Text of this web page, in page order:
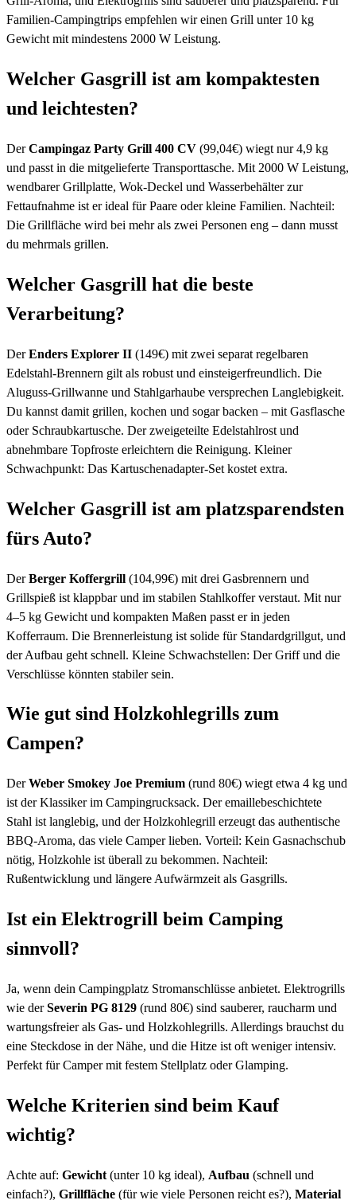
Familien-Campingtrips empfehlen wir einen Grill unter 10 kg
Gewicht mit mindestens 2000 W Leistung.
Welcher Gasgrill ist am kompaktesten
und leichtesten?
DerCampingaz Party Grill 400 CV (99,04€) wiegt nur 4,9 kg
und passt in die mitgelieferte Transporttasche. Mit 2000 W Leistung,
wendbarer Grillplatte, Wok-Deckel und Wasserbehälter zur
Fettaufnahme ist er ideal für Paare oder kleine Familien. Nachteil:
Die Grillfläche wird bei mehr als zwei Personen eng – dann musst
du mehrmals grillen.
Welcher Gasgrill hat die beste
Verarbeitung?
DerEnders Explorer II (149€) mit zwei separat regelbaren
Edelstahl-Brennern gilt als robust und einsteigerfreundlich. Die
Aluguss-Grillwanne und Stahlgarhaube versprechen Langlebigkeit.
Du kannst damit grillen, kochen und sogar backen – mit Gasflasche
oder Schraubkartusche. Der zweigeteilte Edelstahlrost und
abnehmbare Topfroste erleichtern die Reinigung. Kleiner
Schwachpunkt: Das Kartuschenadapter-Set kostet extra.
Welcher Gasgrill ist am platzsparendsten
fürs Auto?
DerBerger Koffergrill (104,99€) mit drei Gasbrennern und
Grillspieß ist klappbar und im stabilen Stahlkoffer verstaut. Mit nur
4–5 kg Gewicht und kompakten Maßen passt er in jeden
Kofferraum. Die Brennerleistung ist solide für Standardgrillgut, und
der Aufbau geht schnell. Kleine Schwachstellen: Der Griff und die
Verschlüsse könnten stabiler sein.
Wie gut sind Holzkohlegrills zum
Campen?
DerWeber Smokey Joe Premium (rund 80€) wiegt etwa 4 kg und
ist der Klassiker im Campingrucksack. Der emaillebeschichtete
Stahl ist langlebig, und der Holzkohlegrill erzeugt das authentische
BBQ-Aroma, das viele Camper lieben. Vorteil: Kein Gasnachschub
nötig, Holzkohle ist überall zu bekommen. Nachteil:
Rußentwicklung und längere Aufwärmzeit als Gasgrills.
Ist ein Elektrogrill beim Camping
sinnvoll?
Ja, wenn dein Campingplatz Stromanschlüsse anbietet. Elektrogrills
wie derSeverin PG 8129 (rund 80€) sind sauberer, raucharm und
wartungsfreier als Gas- und Holzkohlegrills. Allerdings brauchst du
eine Steckdose in der Nähe, und die Hitze ist oft weniger intensiv.
Perfekt für Camper mit festem Stellplatz oder Glamping.
Welche Kriterien sind beim Kauf
wichtig?
Achte auf: Gewicht (unter 10 kg ideal), Aufbau (schnell und
einfach?), Grillfläche (für wie viele Personen reicht es?), Material